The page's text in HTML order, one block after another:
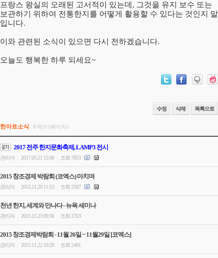
프랑스 왕실의 오래된 고서적이 있는데, 그것을 유지 보수 또는
보관하기 위하여 전통한지를 어떻게 활용할 수 있다는 것인지 말
입니다.
이와 관련된 소식이 있으면 다시 전하겠습니다.
오늘도 행복한 하루 되세요~
수정 삭제 목록으로
한아트소식 8개(1/1페이지)
2017 전주 한지문화축제, LAMP3 전시
관리자 2017.05.21 15:08 조회 7853
2015 창조경제 박람회 (코엑스) 마치며
관리자 2015.11.29 11:53 조회 2507
천년 한지, 세계와 만나다 - 뉴욕 세미나
관리자 2015.11.23 09:36 조회 2763
2015 창조경제박람회 - 11월 26일 ~ 11월29일 [코엑스]
관리자 2015.11.22 19:29 조회 2491